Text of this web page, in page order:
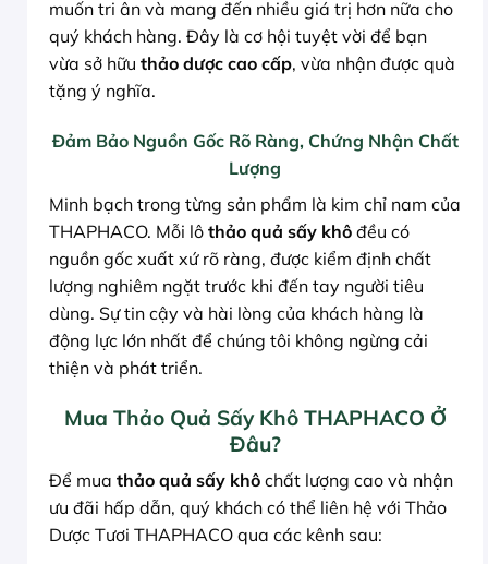
muốn tri ân và mang đến nhiều giá trị hơn nữa cho
quý khách hàng. Đây là cơ hội tuyệt vời để bạn
vừa sở hữu thảo dược cao cấp, vừa nhận được quà
tặng ý nghĩa.
Đảm Bảo Nguồn Gốc Rõ Ràng, Chứng Nhận Chất
Lượng
Minh bạch trong từng sản phẩm là kim chỉ nam của
THAPHACO. Mỗi lô thảo quả sấy khô đều có
nguồn gốc xuất xứ rõ ràng, được kiểm định chất
lượng nghiêm ngặt trước khi đến tay người tiêu
dùng. Sự tin cậy và hài lòng của khách hàng là
động lực lớn nhất để chúng tôi không ngừng cải
thiện và phát triển.
Mua Thảo Quả Sấy Khô THAPHACO Ở
Đâu?
Để mua thảo quả sấy khô chất lượng cao và nhận
ưu đãi hấp dẫn, quý khách có thể liên hệ với Thảo
Dược Tươi THAPHACO qua các kênh sau: